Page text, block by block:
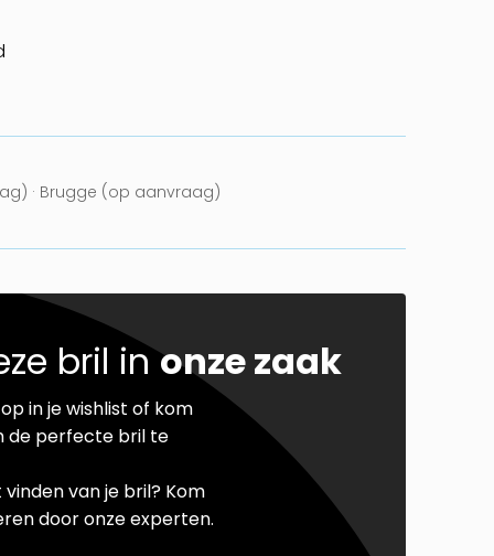
· Brugge (op aanvraag)
bril inonze zaak
in je wishlist of kom
de perfecte bril te
van je bril? Kom
door onze experten.